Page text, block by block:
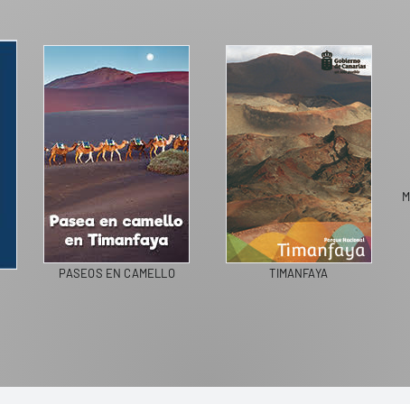
PASEOS EN CAMELLO TIMANFAYA